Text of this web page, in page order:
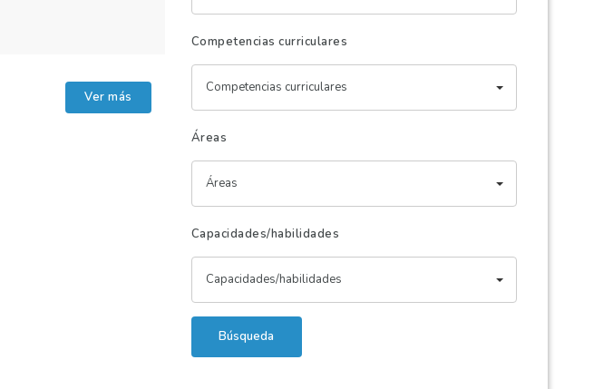
Ver más
Competencias curriculares
Competencias curriculares
Áreas
Áreas
Capacidades/habilidades
Capacidades/habilidades
Búsqueda